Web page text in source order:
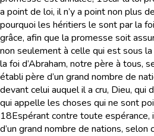
a point de loi, il n’y a point non plus
pourquoi les héritiers le sont par la
grâce, afin que la promesse soit
non seulement à celle qui est sous
la foi d’Abraham, notre père à tous,
établi père d’un grand nombre de
devant celui auquel il a cru, Dieu, qui
qui appelle les choses qui ne sont
18Espérant contre toute
d’un grand nombre de nations,